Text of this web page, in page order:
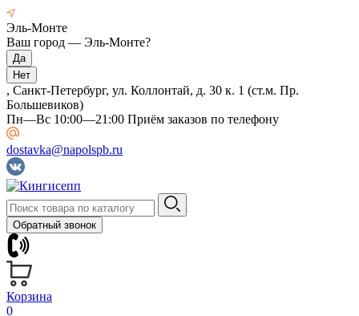
Эль-Монте
Ваш город — Эль-Монте?
, Санкт-Петербург, ул. Коллонтай, д. 30 к. 1 (ст.м. Пр.
Большевиков)
Пн—Вс 10:00—21:00 Приём заказов по телефону
dostavka@napolspb.ru
Обратный звонок
Корзина
0